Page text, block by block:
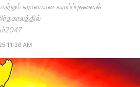
மற்றும் ஏராளமான வாய்ப்புகளைக்
11:36 AM